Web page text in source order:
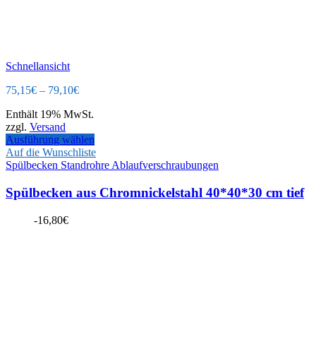
Schnellansicht
75,15€ – 79,10€
Enthält 19% MwSt.
zzgl. Versand
Ausführung wählen
Auf die Wunschliste
Spülbecken Standrohre Ablaufverschraubungen
Spülbecken aus Chromnickelstahl 40*40*30 cm tief
-16,80€